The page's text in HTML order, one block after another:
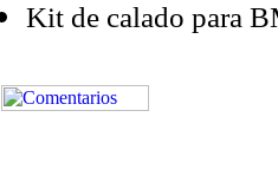
Kit de calado para